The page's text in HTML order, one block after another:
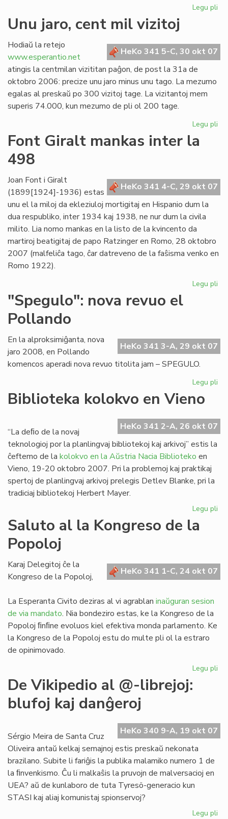
Legu pli
Unu jaro, cent mil vizitoj
HeKo 341 5-C, 30 okt 07
Hodiaŭ la retejo
www.esperantio.net
atingis la centmilan vizititan paĝon, de post la 31a de
oktobro 2006: precize unu jaro minus unu tago. La mezumo
egalas al preskaŭ po 300 vizitoj tage. La vizitantoj mem
superis 74.000, kun mezumo de pli ol 200 tage.
Legu pli
Font Giralt mankas inter la
498
HeKo 341 4-C, 29 okt 07
Joan Font i Giralt
(1899[1924]-1936) estas
unu el la miloj da ekleziuloj mortigitaj en Hispanio dum la
dua respubliko, inter 1934 kaj 1938, ne nur dum la civila
milito. Lia nomo mankas en la listo de la kvincento da
martiroj beatigitaj de papo Ratzinger en Romo, 28 oktobro
2007 (malfeliĉa tago, ĉar datreveno de la faŝisma venko en
Romo 1922).
Legu pli
la
"Spegulo": nova revuo el
Pollando
HeKo 341 3-A, 29 okt 07
En la alproksimiĝanta, nova
jaro 2008, en Pollando
komencos aperadi nova revuo titolita jam – SPEGULO.
Legu pli
Biblioteka kolokvo en Vieno
HeKo 341 2-A, 26 okt 07
“La deﬁo de la novaj
teknologioj por la planlingvaj bibliotekoj kaj arkivoj” estis la
ĉeftemo de la kolokvo en la Aŭstria Nacia Biblioteko en
Vieno, 19-20 oktobro 2007. Pri la problemoj kaj praktikaj
spertoj de planlingvaj arkivoj prelegis Detlev Blanke, pri la
tradiciaj bibliotekoj Herbert Mayer.
Legu pli
Saluto al la Kongreso de la
Popoloj
HeKo 341 1-C, 24 okt 07
Karaj Delegitoj ĉe la
Kongreso de la Popoloj,
La Esperanta Civito deziras al vi agrablan inaŭguran sesion
de via mandato. Nia bondeziro estas, ke la Kongreso de la
Popoloj ﬁnﬁne evoluos kiel efektiva monda parlamento. Ke
la Kongreso de la Popoloj estu do multe pli ol la estraro
de opinimovado.
Legu pli
de
De Vikipedio al @-librejoj:
blufoj kaj danĝeroj
HeKo 340 9-A, 19 okt 07
Sérgio Meira de Santa Cruz
Oliveira antaŭ kelkaj semajnoj estis preskaŭ nekonata
brazilano. Subite li fariĝis la publika malamiko numero 1 de
la ﬁnvenkismo. Ĉu li malkaŝis la pruvojn de malversacioj en
UEA? aŭ de kunlaboro de tuta Tyresö-generacio kun
STASI kaj aliaj komunistaj spionservoj?
Legu pli